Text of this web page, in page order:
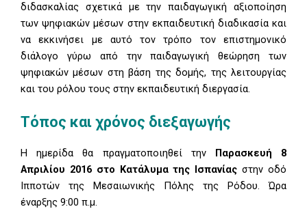
διδασκαλίας σχετικά με την παιδαγωγική αξιοποίηση
των ψηφιακών μέσων στην εκπαιδευτική διαδικασία και
να εκκινήσει με αυτό τον τρόπο τον επιστημονικό
διάλογο γύρω από την παιδαγωγική θεώρηση των
ψηφιακών μέσων στη βάση της δομής, της λειτουργίας
και του ρόλου τους στην εκπαιδευτική διεργασία.
Τόπος και χρόνος διεξαγωγής
Η ημερίδα θα πραγματοποιηθεί την Παρασκευή 8
Απριλίου 2016 στο Κατάλυμα της Ισπανίας στην οδό
Ιπποτών της Μεσαιωνικής Πόλης της Ρόδου. Ώρα
έναρξης 9:00 π.μ.